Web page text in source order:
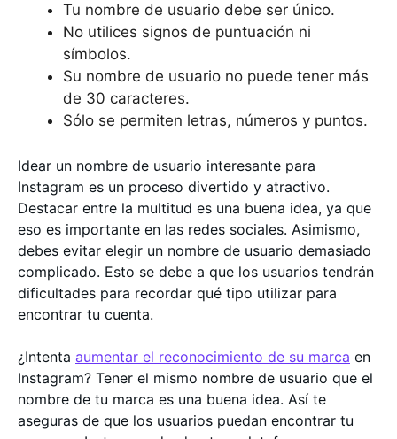
Tu nombre de usuario debe ser único.
No utilices signos de puntuación ni
símbolos.
Su nombre de usuario no puede tener más
de 30 caracteres.
Sólo se permiten letras, números y puntos.
Idear un nombre de usuario interesante para
Instagram es un proceso divertido y atractivo.
Destacar entre la multitud es una buena idea, ya que
eso es importante en las redes sociales. Asimismo,
debes evitar elegir un nombre de usuario demasiado
complicado. Esto se debe a que los usuarios tendrán
dificultades para recordar qué tipo utilizar para
encontrar tu cuenta.
¿Intenta aumentar el reconocimiento de su marca en
Instagram? Tener el mismo nombre de usuario que el
nombre de tu marca es una buena idea. Así te
aseguras de que los usuarios puedan encontrar tu